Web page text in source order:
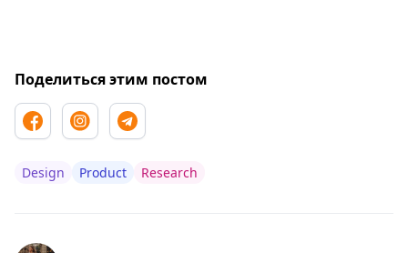
Поделиться этим постом
Design Product Research